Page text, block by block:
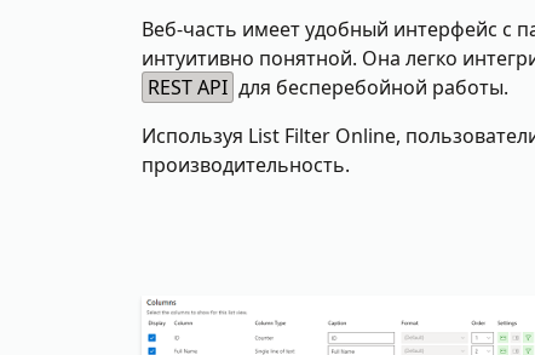
Веб-часть имеет удобный интерфейс с
интуитивно понятной. Она легко
REST API для бесперебойной работы.
Используя List Filter Online,
производительность.